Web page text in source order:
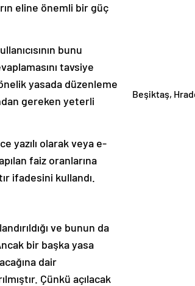
eline önemli bir güç
bunu
tavsiye
yasada düzenleme
gereken yeterli
yazılı olarak veya e-
faiz oranlarına
ifadesini kullandı.
ve bunun da
bir başka yasa
dair
Çünkü açılacak
Beşiktaş,